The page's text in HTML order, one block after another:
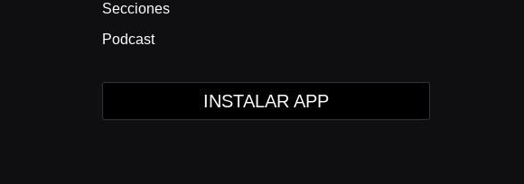
Secciones
Podcast
INSTALAR APP